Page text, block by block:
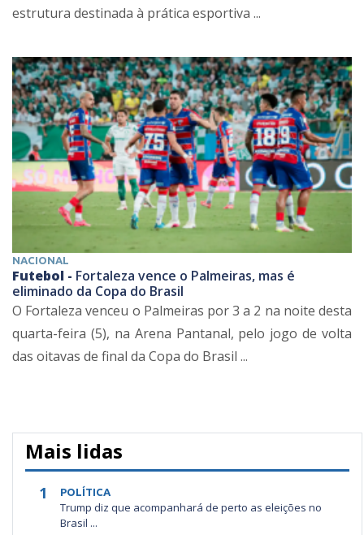
estrutura destinada à prática esportiva ...
NACIONAL
Futebol - Fortaleza vence o Palmeiras, mas é
eliminado da Copa do Brasil
O Fortaleza venceu o Palmeiras por 3 a 2 na noite desta
quarta-feira (5), na Arena Pantanal, pelo jogo de volta
das oitavas de final da Copa do Brasil ...
Mais lidas
1 POLÍTICA
Trump diz que acompanhará de perto as eleições no
Brasil ...